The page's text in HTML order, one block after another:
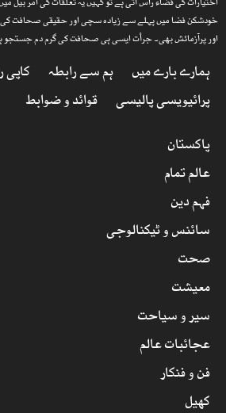
خودشکن فضا میں پہلے سے زیادہ سچی اور حقیقی صحافت کی
اور پرآزمائش بھی۔ جرأت ایسی ہی صحافت کی گرم دم جستجو
ہمارے بارے میں ہم سے رابطہ
پرائیویسی پالیسی
قوائد و ضوابط
پاکستان
عالم تمام
فہم دین
سائنس و ٹیکنالوجی
صحت
معیشت
سیر و سیاحت
عجائبات عالم
فن و فنکار
کھیل